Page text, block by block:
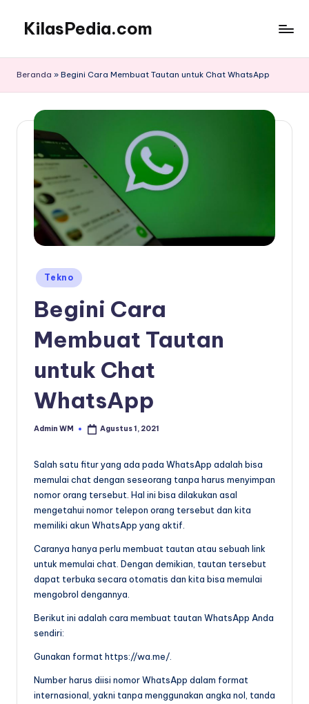
content
KilasPedia.com
Terdepan
Beranda » Begini Cara Membuat Tautan untuk Chat WhatsApp
Posted
in
Tekno
Begini Cara
Membuat Tautan
untuk Chat
WhatsApp
Posted
Admin WM Agustus 1, 2021
Salah satu fitur yang ada pada WhatsApp adalah bisa
memulai chat dengan seseorang tanpa harus menyimpan
nomor orang tersebut. Hal ini bisa dilakukan asal
mengetahui nomor telepon orang tersebut dan kita
memiliki akun WhatsApp yang aktif.
Caranya hanya perlu membuat tautan atau sebuah link
untuk memulai chat. Dengan demikian, tautan tersebut
dapat terbuka secara otomatis dan kita bisa memulai
mengobrol dengannya.
Berikut ini adalah cara membuat tautan WhatsApp Anda
sendiri:
Gunakan format https://wa.me/
Number harus diisi nomor WhatsApp dalam format
internasional, yakni tanpa menggunakan angka nol, tanda